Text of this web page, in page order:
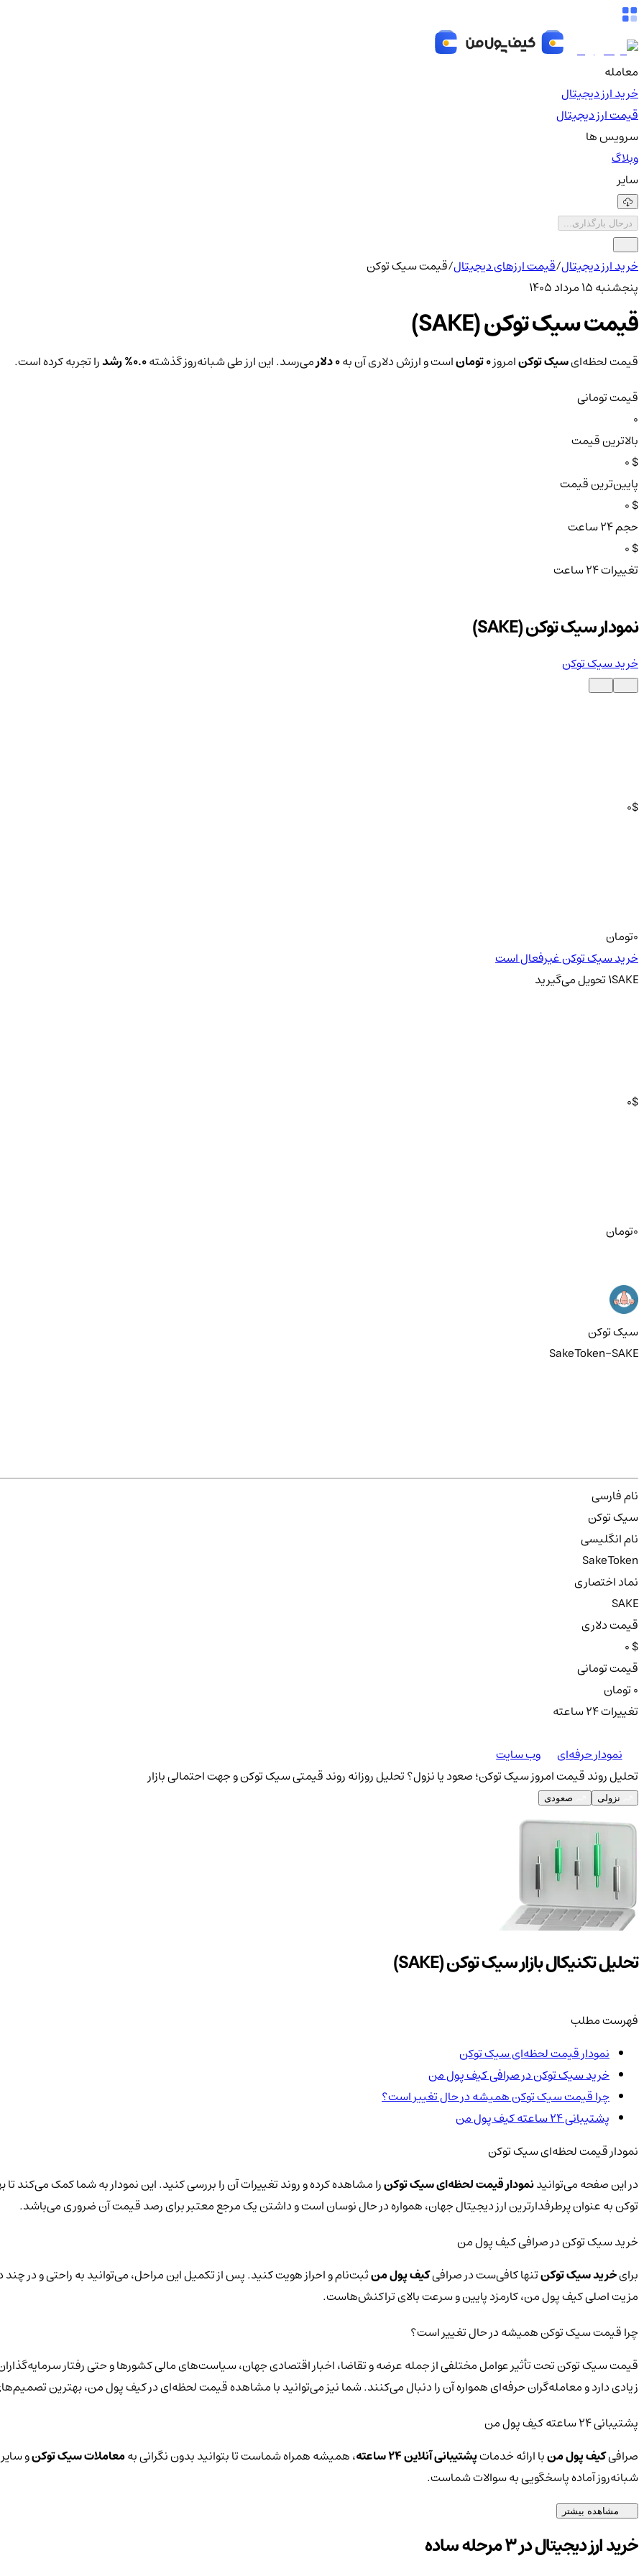
معامله
خرید ارز دیجیتال
قیمت ارز دیجیتال
سرویس ها
وبلاگ
سایر
درحال بارگذاری...
خرید ارز دیجیتال/قیمت ارزهای دیجیتال/قیمت سیک توکن
پنجشنبه ۱۵ مرداد ۱۴۰۵
قیمت سیک توکن (SAKE)
قیمت لحظه‌ایسیک توکنامروز0 تومان است و ارزش دلاری آن به0 دلار می‌رسد. این ارز طی شبانه‌روز گذشته0.0% رشدرا تجربه کرده است.
قیمت تومانی
0
بالاترین قیمت
$ 0
پایین‌ترین قیمت
$ 0
حجم ۲۴ ساعت
$ 0
تغییرات ۲۴ ساعت
نمودار سیک توکن (SAKE)
خرید سیک توکن
0$
0تومان
خرید سیک توکن غیرفعال است
1SAKE تحویلمی‌گیرید
0$
0تومان
سیک توکن
SakeToken-SAKE
نام فارسی
سیک توکن
نام انگلیسی
SakeToken
نماد اختصاری
SAKE
قیمت دلاری
0 $
قیمت تومانی
0 تومان
تغییرات ۲۴ ساعته
نمودار حرفه‌ای
وب سایت
تحلیل روند قیمت امروز سیک توکن؛ صعود یا نزول؟تحلیل روزانه روند قیمتی سیک توکن و جهت احتمالی بازار
نزولی صعودی
تحلیل تکنیکال بازار سیک توکن (SAKE)
فهرست مطلب
نمودار قیمت لحظه‌ای سیک توکن
خرید سیک توکن در صرافی کیف پول من
چرا قیمت سیک توکن همیشه در حال تغییر است؟
پشتیبانی ۲۴ ساعته کیف پول من
نمودار قیمت لحظه‌ای سیک توکن
در این صفحه می‌توانیدنمودار قیمت لحظه‌ای سیک توکنرا مشاهده کرده و روند تغییرات آن را بررسی کنید. این نمودار به شما کمک می‌کند تا
توکن به عنوان پرطرفدارترین ارز دیجیتال جهان، همواره در حال نوسان است و داشتن یک مرجع معتبر برای رصد قیمت آن ضروری می‌باشد.
خرید سیک توکن در صرافی کیف پول من
برایخرید سیک توکنتنها کافی‌ست در صرافیکیف پول منثبت‌نام و احراز هویت کنید. پس از تکمیل این مراحل، می‌توانید به راحتی و در
مزیت اصلی کیف پول من، کارمزد پایین و سرعت بالای تراکنش‌هاست.
چرا قیمت سیک توکن همیشه در حال تغییر است؟
قیمت سیک توکن تحت تأثیر عوامل مختلفی از جمله عرضه و تقاضا، اخبار اقتصادی جهان، سیاست‌های مالی کشورها و حتی رفتار
زیادی دارد و معامله‌گران حرفه‌ای همواره آن را دنبال می‌کنند. شما نیز می‌توانید با مشاهده قیمت لحظه‌ای در کیف پول من، بهترین
پشتیبانی ۲۴ ساعته کیف پول من
صرافیکیف پول منبا ارائه خدماتپشتیبانی آنلاین ۲۴ ساعته ، همیشه همراه شماست تا بتوانید بدون نگرانی بهمعاملات سیک توکنو
شبانه‌روز آماده پاسخگویی به سوالات شماست.
مشاهده بیشتر
خرید ارز دیجیتال در 3 مرحله ساده